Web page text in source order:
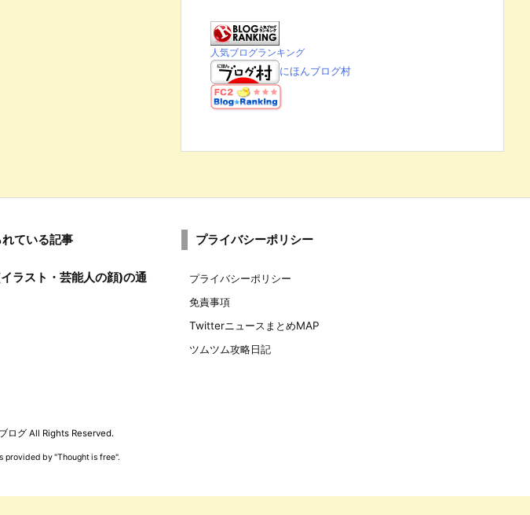
人気ブログランキング
にほんブログ村
ている記事
ラスト・芸能人の顔)の通
プライバシーポリシー
プライバシーポリシー
免責事項
TwitterニュースまとめMAP
ツムツム攻略日記
ログ All Rights Reserved.
provided by "Thought is free".